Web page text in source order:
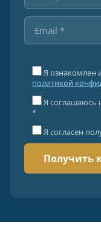
Я ознакомлен
политикой
Я соглашаюсь
*
Я согласен